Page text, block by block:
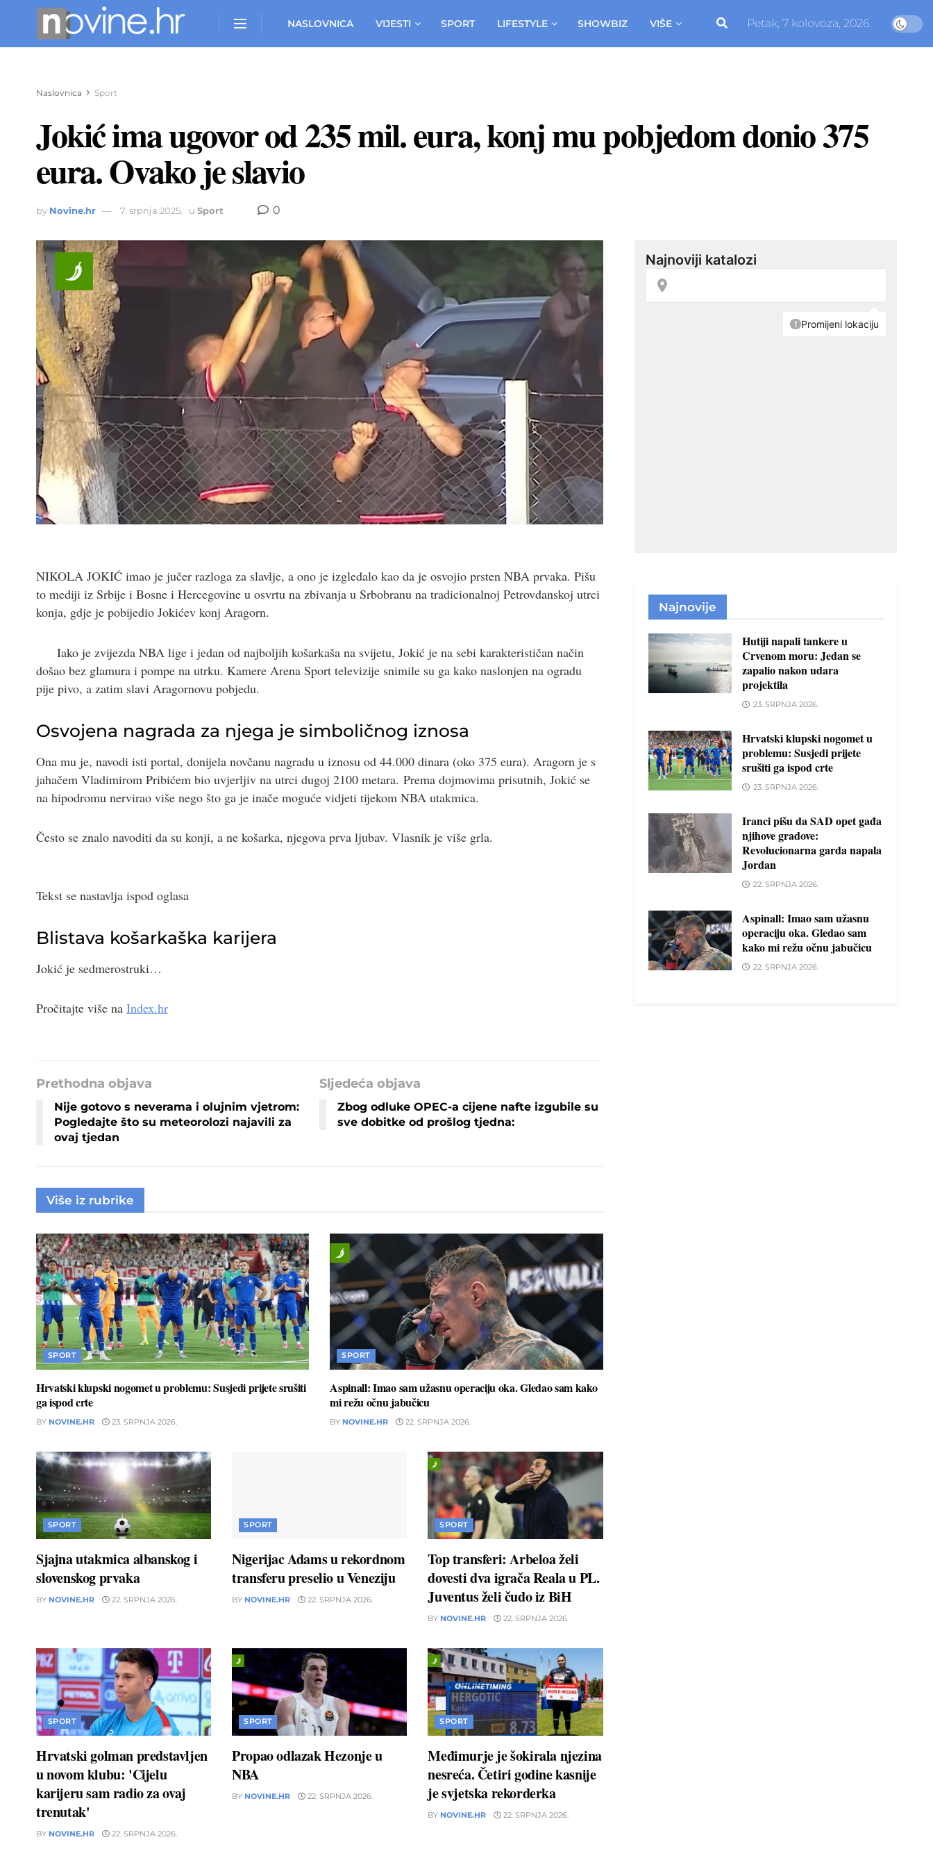
NASLOVNICA VIJESTI SPORT LIFESTYLE SHOWBIZ VIŠE Petak, 7 kolovoza, 2026.
Naslovnica Sport
Jokić ima ugovor od 235 mil. eura, konj mu pobjedom donio 375
eura. Ovako je slavio
by Novine.hr 7. srpnja 2025. u Sport 0
NIKOLA JOKIĆ imao je jučer razloga za slavlje, a ono je izgledalo kao da je osvojio prsten NBA prvaka. Pišu
to mediji iz Srbije i Bosne i Hercegovine u osvrtu na zbivanja u Srbobranu na tradicionalnoj Petrovdanskoj utrci
konja, gdje je pobijedio Jokićev konj Aragorn.
Iako je zvijezda NBA lige i jedan od najboljih košarkaša na svijetu, Jokić je na sebi karakterističan način
došao bez glamura i pompe na utrku. Kamere Arena Sport televizije snimile su ga kako naslonjen na ogradu
pije pivo, a zatim slavi Aragornovu pobjedu.
Osvojena nagrada za njega je simboličnog iznosa
Ona mu je, navodi isti portal, donijela novčanu nagradu u iznosu od 44.000 dinara (oko 375 eura). Aragorn je s
jahačem Vladimirom Pribićem bio uvjerljiv na utrci dugoj 2100 metara. Prema dojmovima prisutnih, Jokić se
na hipodromu nervirao više nego što ga je inače moguće vidjeti tijekom NBA utakmica.
Često se znalo navoditi da su konji, a ne košarka, njegova prva ljubav. Vlasnik je više grla.
Tekst se nastavlja ispod oglasa
Blistava košarkaška karijera
Jokić je sedmerostruki…
Pročitajte više na Index.hr
Prethodna objava
Nije gotovo s neverama i olujnim vjetrom:
Pogledajte što su meteorolozi najavili za
ovaj tjedan
Sljedeća objava
Zbog odluke OPEC-a cijene nafte izgubile su
sve dobitke od prošlog tjedna:
Više iz rubrike
SPORT
Hrvatski klupski nogomet u problemu: Susjedi prijete srušiti
ga ispod crte
BY NOVINE.HR 23. SRPNJA 2026.
SPORT
Aspinall: Imao sam užasnu operaciju oka. Gledao sam kako
mi režu očnu jabučicu
BY NOVINE.HR 22. SRPNJA 2026.
SPORT
Sjajna utakmica albanskog i
slovenskog prvaka
BY NOVINE.HR 22. SRPNJA 2026.
SPORT
Nigerijac Adams u rekordnom
transferu preselio u Veneziju
BY NOVINE.HR 22. SRPNJA 2026.
SPORT
Top transferi: Arbeloa želi
dovesti dva igrača Reala u PL.
Juventus želi čudo iz BiH
BY NOVINE.HR 22. SRPNJA 2026.
SPORT
Hrvatski golman predstavljen
u novom klubu: 'Cijelu
karijeru sam radio za ovaj
trenutak'
BY NOVINE.HR 22. SRPNJA 2026.
SPORT
Propao odlazak Hezonje u
NBA
BY NOVINE.HR 22. SRPNJA 2026.
SPORT
Međimurje je šokirala njezina
nesreća. Četiri godine kasnije
je svjetska rekorderka
BY NOVINE.HR 22. SRPNJA 2026.
Najnovije
Hutiji napali tankere u
Crvenom moru: Jedan se
zapalio nakon udara
projektila
23. SRPNJA 2026.
Hrvatski klupski nogomet u
problemu: Susjedi prijete
srušiti ga ispod crte
23. SRPNJA 2026.
Iranci pišu da SAD opet gađa
njihove gradove:
Revolucionarna garda napala
Jordan
22. SRPNJA 2026.
Aspinall: Imao sam užasnu
operaciju oka. Gledao sam
kako mi režu očnu jabučicu
22. SRPNJA 2026.